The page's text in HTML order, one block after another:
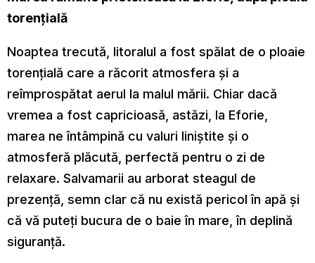
torențială
Noaptea trecută, litoralul a fost spălat de o ploaie
torențială care a răcorit atmosfera și a
reîmprospătat aerul la malul mării. Chiar dacă
vremea a fost capricioasă, astăzi, la Eforie,
marea ne întâmpină cu valuri liniștite și o
atmosferă plăcută, perfectă pentru o zi de
relaxare. Salvamarii au arborat steagul de
prezență, semn clar că nu există pericol în apă și
că vă puteți bucura de o baie în mare, în deplină
siguranță.